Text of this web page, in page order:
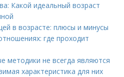
Какой идеальный возраст
в возрасте: плюсы и минусы
где проходит
методики не всегда являются
характеристика для них